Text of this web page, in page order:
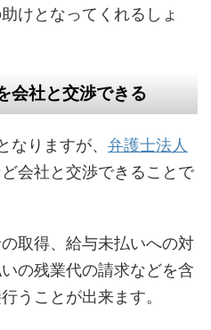
けとなってくれるしょ
会社と交渉できる
なりますが、 弁護士法人
会社と交渉できることで
取得、給与未払いへの対
の残業代の請求などを含
うことが出来ます。